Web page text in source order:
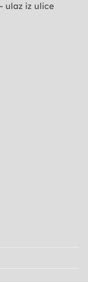
ulaz iz ulice